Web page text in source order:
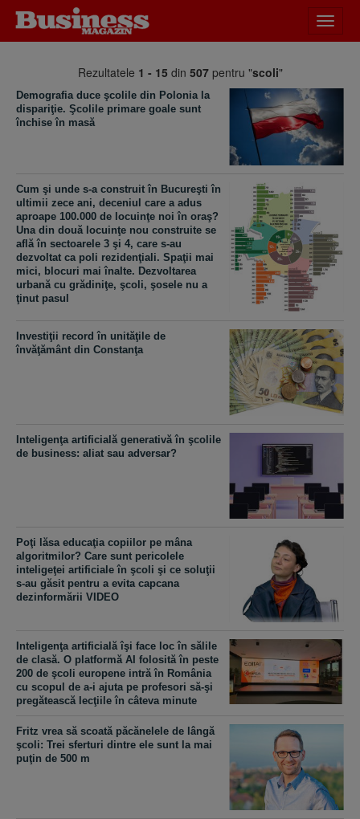
meniu
Rezultatele 1 - 15 din 507pentru "scoli"
Demografia duce şcolile din Polonia la
dispariţie. Şcolile primare goale sunt
închise în masă
Cum şi unde s-a construit în Bucureşti în
ultimii zece ani, deceniul care a adus
aproape 100.000 de locuinţe noi în oraş?
Una din două locuinţe nou construite se
află în sectoarele 3 şi 4, care s-au
dezvoltat ca poli rezidenţiali. Spaţii mai
mici, blocuri mai înalte. Dezvoltarea
urbană cu grădiniţe, şcoli, şosele nu a
ţinut pasul
Investiţii record în unităţile de
învăţământ din Constanţa
Inteligenţa artificială generativă în şcolile
de business: aliat sau adversar?
Poţi lăsa educaţia copiilor pe mâna
algoritmilor? Care sunt pericolele
inteligeţei artificiale în şcoli şi ce soluţii
s-au găsit pentru a evita capcana
dezinformării VIDEO
Inteligenţa artificială îşi face loc în sălile
de clasă. O platformă AI folosită în peste
200 de şcoli europene intră în România
cu scopul de a-i ajuta pe profesori să-şi
pregătească lecţiile în câteva minute
Fritz vrea să scoată păcănelele de lângă
şcoli: Trei sferturi dintre ele sunt la mai
puţin de 500 m